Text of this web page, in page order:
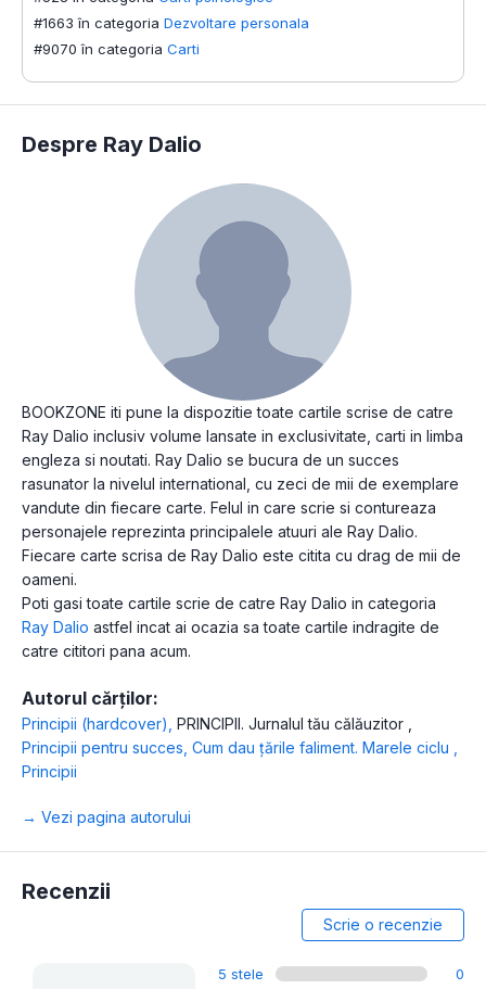
#1663 în categoria Dezvoltare personala
#9070 în categoria Carti
Despre Ray Dalio
BOOKZONE iti pune la dispozitie toate cartile scrise de catre
Ray Dalio inclusiv volume lansate in exclusivitate, carti in limba
engleza si noutati. Ray Dalio se bucura de un succes
rasunator la nivelul international, cu zeci de mii de exemplare
vandute din fiecare carte. Felul in care scrie si contureaza
personajele reprezinta principalele atuuri ale Ray Dalio.
Fiecare carte scrisa de Ray Dalio este citita cu drag de mii de
oameni.
Poti gasi toate cartile scrie de catre Ray Dalio in categoria
Ray Dalio astfel incat ai ocazia sa toate cartile indragite de
catre cititori pana acum.
Autorul cărților:
Principii (hardcover) PRINCIPII. Jurnalul tău călăuzitor
Principii pentru succes Cum dau țările faliment. Marele ciclu
Principii
→ Vezi pagina autorului
Recenzii
Scrie o recenzie
5 stele 0